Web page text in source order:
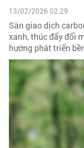
13/02/2026 02:29
Sàn giao dịch
xanh, thúc đẩy đổi
hướng phát triển